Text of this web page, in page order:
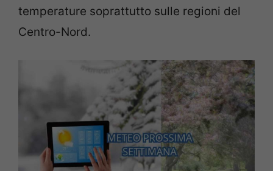
temperature soprattutto sulle regioni del
Centro-Nord.